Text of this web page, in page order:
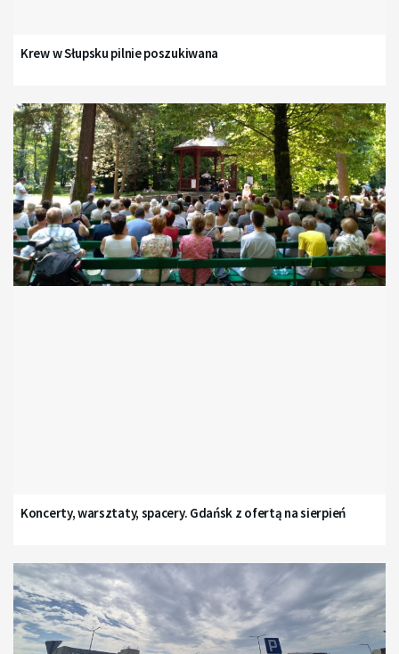
Krew w Słupsku pilnie poszukiwana
Koncerty, warsztaty, spacery. Gdańsk z ofertą na sierpień